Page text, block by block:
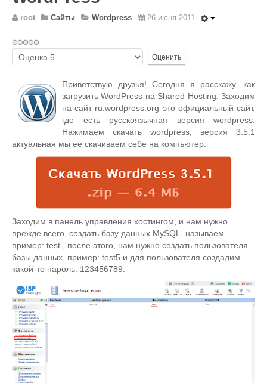
Wordpress
Общее
FAQ
Программы
Оборудование
Операционные системы
Общее
Новости
Разное
Контакты
Поиск по сайту
root Сайты Wordpress 26 июня 2011
Пожалуйста,
оцените
Приветствую друзья! Сегодня я расскажу, как
загрузить WordPress на Shared Hosting. Заходим
на сайт ru.wordpress.org это официальный сайт,
где есть русскоязычная версия wordpress.
Нажимаем скачать wordpress, версия 3.5.1
актуальная мы ее скачиваем себе на компьютер.
Заходим в панель управления хостингом, и нам нужно
прежде всего, создать базу данных MySQL, называем
пример: test , после этого, нам нужно создать пользователя
базы данных, пример: test5 и для пользователя создадим
какой-то пароль: 123456789.